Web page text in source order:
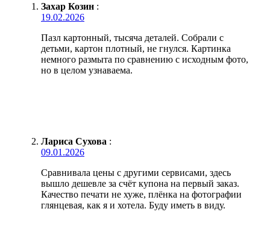
Захар Козин :
19.02.2026
Пазл картонный, тысяча деталей. Собрали с
детьми, картон плотный, не гнулся. Картинка
немного размыта по сравнению с исходным фото,
но в целом узнаваема.
Лариса Сухова :
09.01.2026
Сравнивала цены с другими сервисами, здесь
вышло дешевле за счёт купона на первый заказ.
Качество печати не хуже, плёнка на фотографии
глянцевая, как я и хотела. Буду иметь в виду.